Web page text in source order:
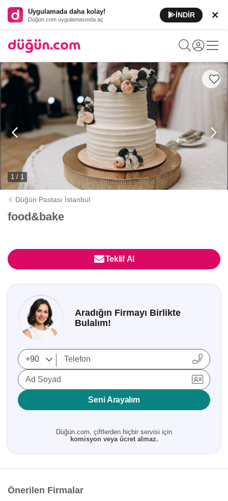
Uygulamada daha kolay!
Düğün.com uygulamasında aç
İNDİR
1 / 1
Düğün Pastası İstanbul
food&bake
Teklif Al
Aradığın Firmayı Birlikte
Bulalım!
Ad Soyad
Seni Arayalım
Düğün.com, çiftlerden hiçbir servisi için
komisyon veya ücret almaz.
Önerilen Firmalar